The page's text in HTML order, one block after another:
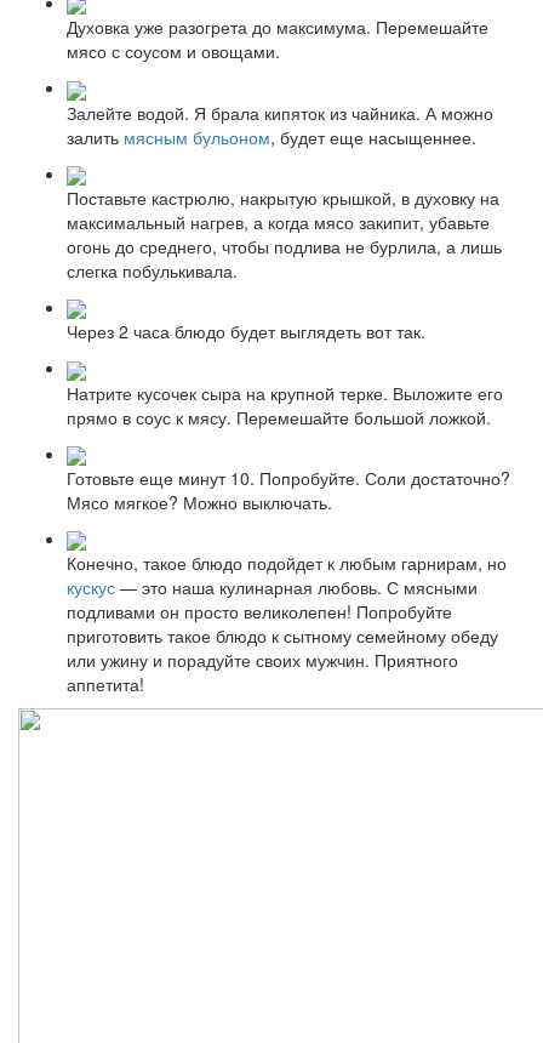
Духовка уже разогрета до максимума. Перемешайте
мясо с соусом и овощами.
Залейте водой. Я брала кипяток из чайника. А можно
залить мясным бульоном, будет еще насыщеннее.
Поставьте кастрюлю, накрытую крышкой, в духовку на
максимальный нагрев, а когда мясо закипит, убавьте
огонь до среднего, чтобы подлива не бурлила, а лишь
слегка побулькивала.
Через 2 часа блюдо будет выглядеть вот так.
Натрите кусочек сыра на крупной терке. Выложите его
прямо в соус к мясу. Перемешайте большой ложкой.
Готовьте еще минут 10. Попробуйте. Соли достаточно?
Мясо мягкое? Можно выключать.
Конечно, такое блюдо подойдет к любым гарнирам, но
кускус — это наша кулинарная любовь. С мясными
подливами он просто великолепен! Попробуйте
приготовить такое блюдо к сытному семейному обеду
или ужину и порадуйте своих мужчин. Приятного
аппетита!